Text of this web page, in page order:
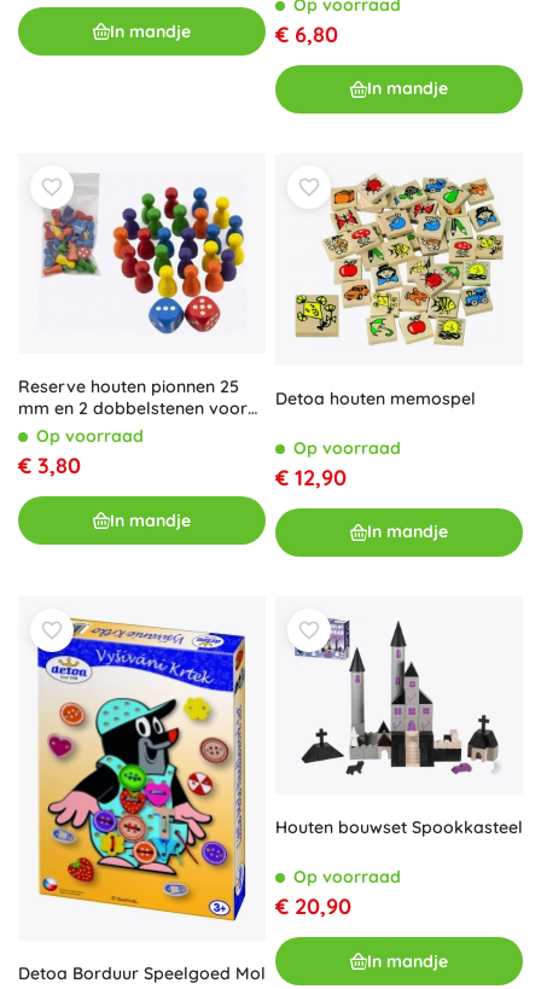
In mandje
Op voorraad
€ 6,80
In mandje
Reserve houten pionnen 25
mm en 2 dobbelstenen voor
gezelschapsspellen
Op voorraad
€ 3,80
In mandje
Detoa houten memospel
Op voorraad
€ 12,90
In mandje
Detoa Borduur Speelgoed Mol
Houten bouwset Spookkasteel
Op voorraad
€ 20,90
In mandje